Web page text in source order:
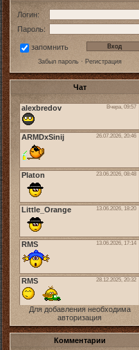
Логин:
Пароль:
запомнить
Забыл пароль· Регистрация
Чат
Для добавления необходима
авторизация
Комментарии